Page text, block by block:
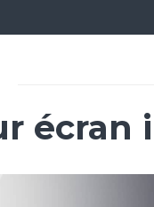
écran